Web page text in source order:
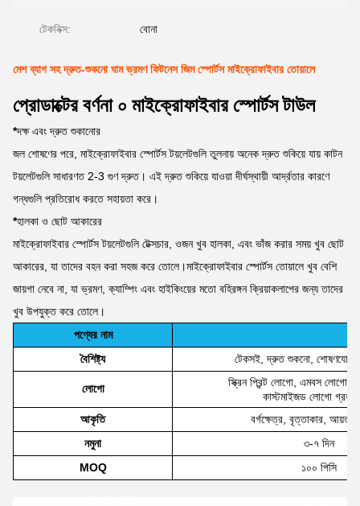
টেকনিক্স: বোনা
মেশ ব্যাগ সহ দ্রুত-শুকনো ঘাম ভ্রমণ ফিটনেস জিম স্পোর্টস মাইক্রোফাইবার তোয়ালে
প্রোডাক্টের বর্ণনা ০ মাইক্রোফাইবার স্পোর্টস টাউল
*দক্ষ এবং দ্রুত শুকানোর
জল শোষণের পরে, মাইক্রোফাইবার স্পোর্টস টয়লেটগুলি তুলনায় অনেক দ্রুত শুকিয়ে যায় কাটন
টয়লেটগুলি সাধারণত 2-3 গুণ দ্রুত। এই দ্রুত শুকিয়ে যাওয়া দীর্ঘস্থায়ী আর্দ্রতার কারণে
গন্ধগুলি প্রতিরোধ করতে সহায়তা করে।
*হালকা ও ছোট আকারের
মাইক্রোফাইবার স্পোর্টস টয়লেটগুলি টেক্সচার, ওজন খুব হালকা, এবং ভাঁজ করার সময় খুব ছোট
আকারের, যা তাদের বহন করা সহজ করে তোলে।মাইক্রোফাইবার স্পোর্টস তোয়ালে খুব বেশি
জায়গা নেবে না, যা ভ্রমণ, ক্যাম্পিং এবং হাইকিংয়ের মতো বহিরঙ্গন ক্রিয়াকলাপের জন্য তাদের
খুব উপযুক্ত করে তোলে।
পণ্যের নাম
বৈশিষ্ট্য
টেকসই, দ্রুত শুকনো, শোষণযোগ্য,
লোগো
স্ক্রিন প্রিন্ট লোগো, এমবস লোগো,
কাস্টমাইজড লোগো গ্রহণ
আকৃতি
বর্গক্ষেত্র, বৃত্তাকার,
নমুনা
৩-৭ দিন
MOQ
১০০ পিসি